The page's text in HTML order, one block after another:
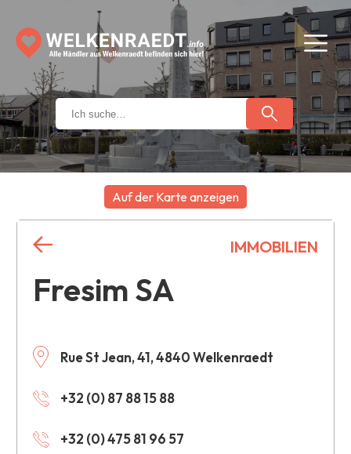
Auf der Karte anzeigen
Fresim SA
Rue St Jean, 41, 4840 Welkenraedt
+32 (0) 87 88 15 88
+32 (0) 475 81 96 57
IMMOBILIEN
+
−